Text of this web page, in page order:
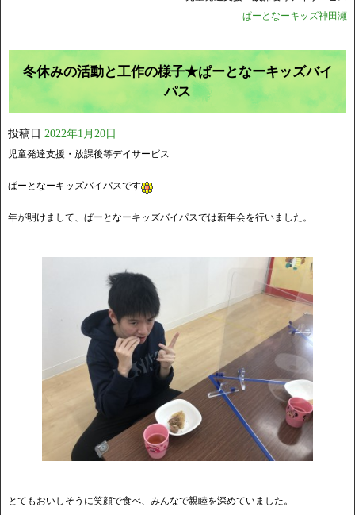
ぱーとなーキッズ神田瀬
冬休みの活動と工作の様子★ぱーとなーキッズバイ
パス
投稿日 2022年1月20日
児童発達支援・放課後等デイサービス
ぱーとなーキッズバイパスです
年が明けまして、ぱーとなーキッズバイパスでは新年会を行いました。
とてもおいしそうに笑顔で食べ、みんなで親睦を深めていました。